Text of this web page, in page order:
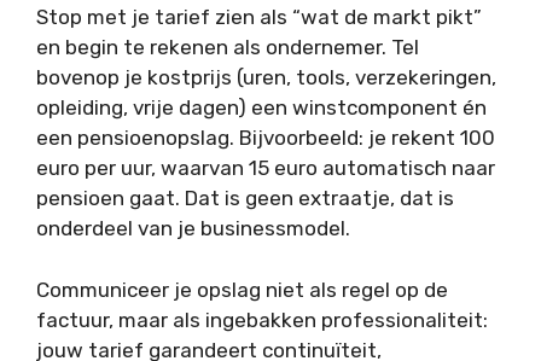
Stop met je tarief zien als “wat de markt pikt”
en begin te rekenen als ondernemer. Tel
bovenop je kostprijs (uren, tools, verzekeringen,
opleiding, vrije dagen) een winstcomponent én
een pensioenopslag. Bijvoorbeeld: je rekent 100
euro per uur, waarvan 15 euro automatisch naar
pensioen gaat. Dat is geen extraatje, dat is
onderdeel van je businessmodel.
Communiceer je opslag niet als regel op de
factuur, maar als ingebakken professionaliteit:
jouw tarief garandeert continuïteit,